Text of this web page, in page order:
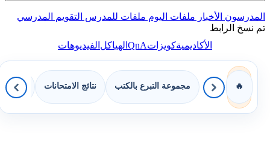
المدرسون الأخبار ملفات اليوم ملفات للمدرس التقويم المدرسي
تم نسخ الرابط
الأكاديميةكويزاتQnAالهياكلالفيديوهات
🔥 مجموعة التبرع بالكتب نتائج الامتحانات